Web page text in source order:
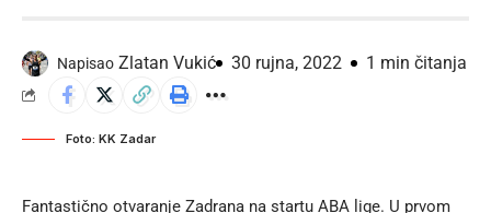
Napisao Zlatan Vukić 30 rujna, 2022 1 min čitanja
Foto: KK Zadar
Fantastično otvaranje Zadrana na startu ABA lige. U prvom